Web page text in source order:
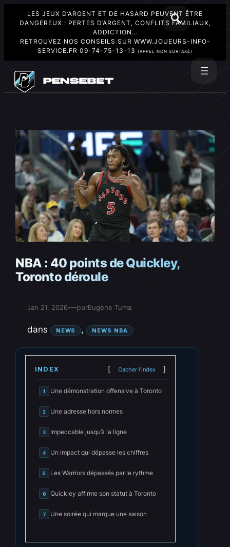
LES JEUX D’ARGENT ET DE HASARD PEUVENT ÊTRE
DANGEREUX : PERTES D’ARGENT, CONFLITS FAMILIAUX,
ADDICTION…
RETROUVEZ NOS CONSEILS SUR WWW.JOUEURS-INFO-
SERVICE.FR 09-74-75-13-13 (APPEL NON SURTAXÉ)
contenu
NBA : 40 points de Quickley,
Toronto déroule
Jan 21, 2026—parEugène Tuma
dans NEWS , NEWS NBA
INDEX Cacher l'index
1 Une démonstration offensive à Toronto
2 Une adresse hors normes
3 Impeccable jusqu’à la ligne
4 Un impact qui dépasse les chiffres
5 Les Warriors dépassés par le rythme
6 Quickley affirme son statut à Toronto
7 Une soirée qui marque une saison